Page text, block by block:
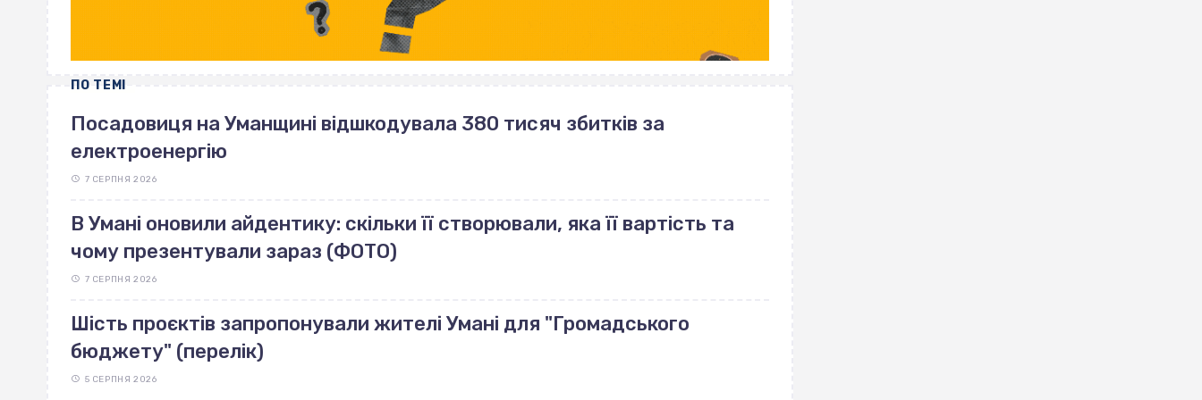
ПО ТЕМІ
Посадовиця на Уманщині відшкодувала 380 тисяч збитків за
електроенергію
7 СЕРПНЯ 2026
В Умані оновили айдентику: скільки її створювали, яка її вартість та
чому презентували зараз (ФОТО)
7 СЕРПНЯ 2026
Шість проєктів запропонували жителі Умані для "Громадського
бюджету" (перелік)
5 СЕРПНЯ 2026